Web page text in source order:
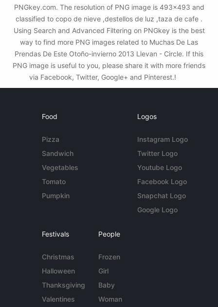
PNGkey.com. The resolution of PNG image is 493x493 and
classified to copo de nieve ,destellos de luz ,taza de cafe .
Using Search and Advanced Filtering on PNGkey is the best
way to find more PNG images related to Muchas De Las
Prendas De Este Otoño-invierno 2013 Llevan - Circle. If this
PNG image is useful to you, please share it with more friends
via Facebook, Twitter, Google+ and Pinterest.!
Food
Pizza
Sandwich
Vegetables
Tomato
Pumpkin
Logos
Instagram Logo
Twitter Logo
Youtube Logo
Facebook Logo
Snapchat Logo
Google Logo
Festivals
Christmas
Halloween
Thanksgiving
Valentines
People
Frozen
Girl
Baby
Woman